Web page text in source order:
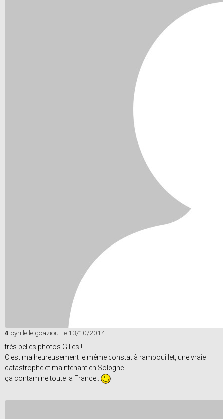
4 cyrille le goaziou Le 13/10/2014
très belles photos Gilles !
C'est malheureusement le même constat à rambouillet, une vraie
catastrophe et maintenant en Sologne.
ça contamine toute la France...